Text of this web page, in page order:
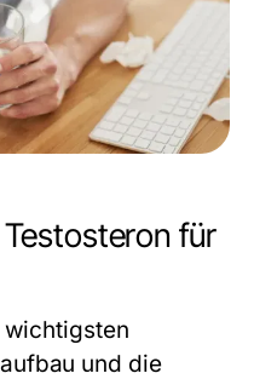
für
wichtigsten
und die